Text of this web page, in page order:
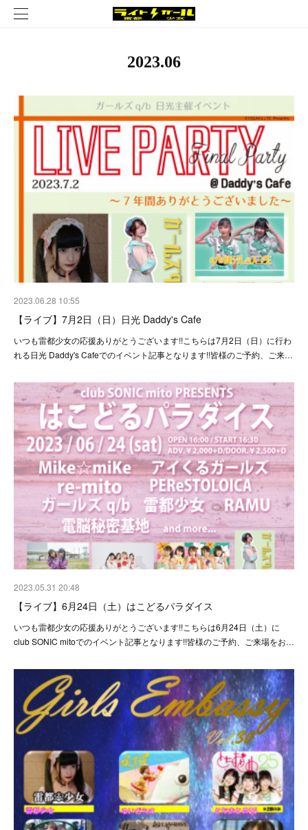
2023.06
2023.06.28 10:55
【ライブ】7月2日（日）日光 Daddy's Cafe
いつも雷都少女の応援ありがとうございます!!こちらは7月2日（日）に行わ
れる日光 Daddy's Cafeでのイベント記事となります!!皆様のご予約、ご来…
2023.05.31 20:48
【ライブ】6月24日（土）はこどるパラダイス
いつも雷都少女の応援ありがとうございます!!こちらは6月24日（土）に
club SONIC mitoでのイベント記事となります!!皆様のご予約、ご来場をお…